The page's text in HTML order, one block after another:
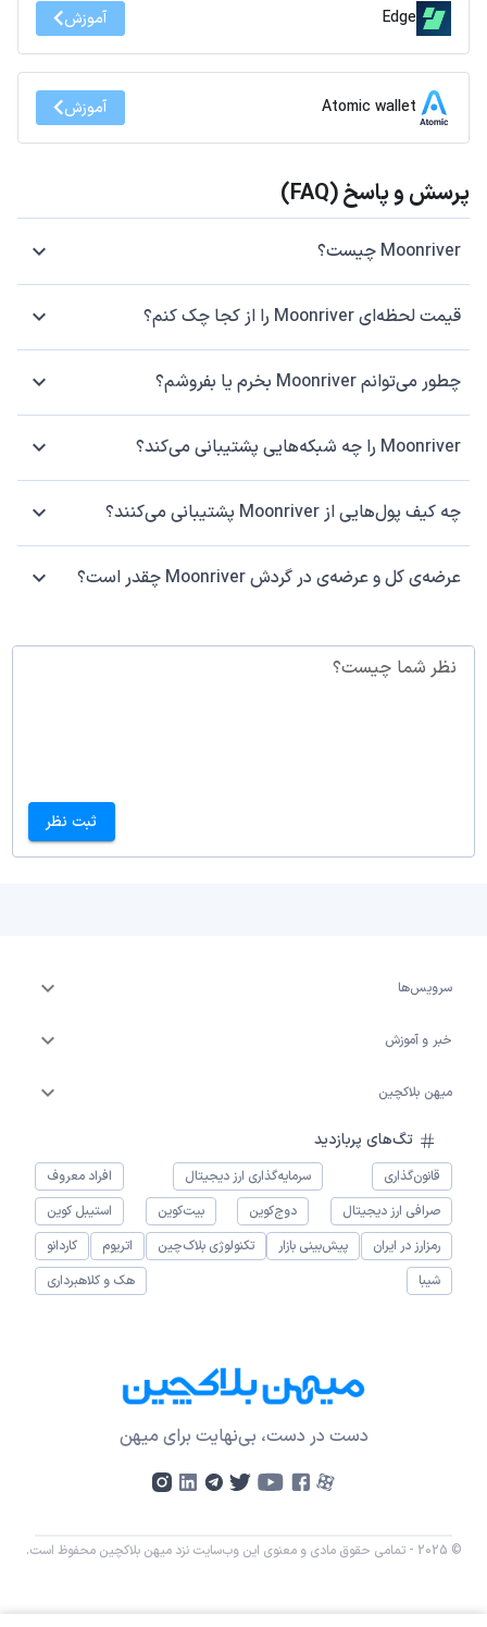
Edge آموزش
Atomic wallet آموزش
پرسش و پاسخ (FAQ)
Moonriver چیست؟
قیمت لحظه‌ای Moonriver را از کجا چک کنم؟
چطور می‌توانم Moonriver بخرم یا بفروشم؟
Moonriver را چه شبکه‌هایی پشتیبانی می‌کند؟
چه کیف پول‌هایی از Moonriver پشتیبانی می‌کنند؟
عرضه‌ی کل و عرضه‌ی در گردش Moonriver چقدر است؟
نظر شما چیست؟
ثبت نظر
سرویس‌ها
خبر و آموزش
میهن بلاکچین
تگ‌های پربازدید
قانون‌گذاری سرمایه‌گذاری ارز دیجیتال
افراد معروف
صرافی ارز دیجیتال
دوج‌کوین بیت‌کوین
استیبل کوین
رمزارز در ایران
پیش‌بینی بازار تکنولوژی بلاک‌چین اتریوم
کاردانو
شیبا
هک و کلاهبرداری
دست در دست، بی‌نهایت برای میهن
© 2025 - تمامی حقوق مادی و معنوی این وب‌سایت نزد میهن بلاکچین محفوظ است.